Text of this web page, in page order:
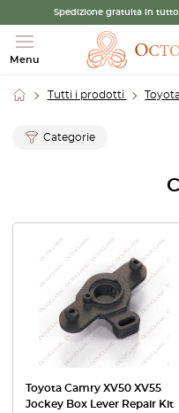
Spedizione gratuita in
Menu
Tutti i prodotti Toyota
Categorie
Toyota Camry XV50 XV55
Jockey Box Lever Repair Kit